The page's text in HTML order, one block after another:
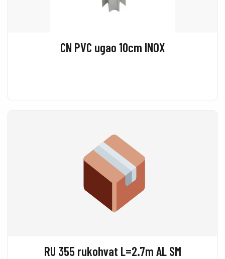
CN PVC ugao 10cm INOX
RU 355 rukohvat L=2.7m AL SM